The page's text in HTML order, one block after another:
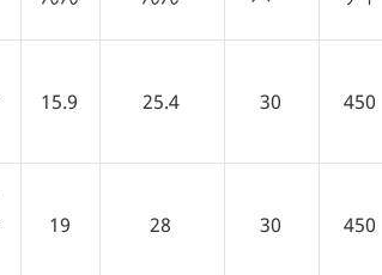
15.9 25.4 30 450
19 28 30 450